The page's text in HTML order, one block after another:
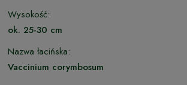
Wysokość:
ok. 25-30 cm
Nazwa łacińska:
Vaccinium corymbosum